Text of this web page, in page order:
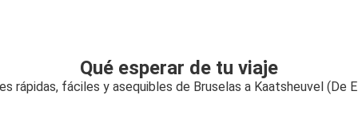
Qué esperar de tu viaje
rápidas, fáciles y asequibles de Bruselas a Kaatsheuvel (De